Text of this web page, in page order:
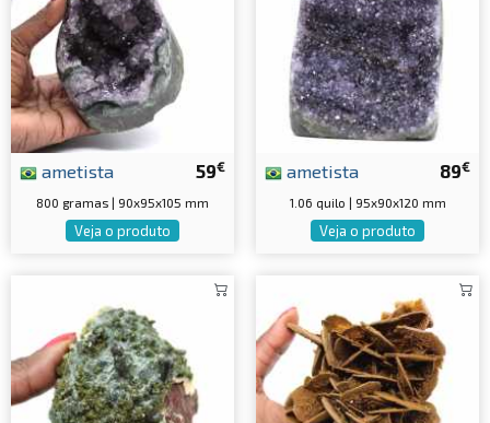
59€
ametista
800 gramas | 90x95x105 mm
Veja o produto
89€
ametista
1.06 quilo | 95x90x120 mm
Veja o produto